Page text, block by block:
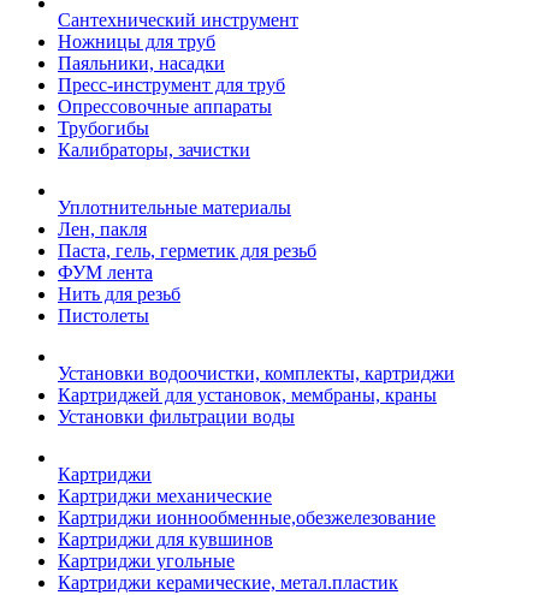
Сантехнический инструмент
Ножницы для труб
Паяльники, насадки
Пресс-инструмент для труб
Опрессовочные аппараты
Трубогибы
Калибраторы, зачистки
Уплотнительные материалы
Лен, пакля
Паста, гель, герметик для резьб
ФУМ лента
Нить для резьб
Пистолеты
Установки водоочистки, комплекты, картриджи
Картриджей для установок, мембраны, краны
Установки фильтрации воды
Картриджи
Картриджи механические
Картриджи ионнообменные,обезжелезование
Картриджи для кувшинов
Картриджи угольные
Картриджи керамические, метал.пластик